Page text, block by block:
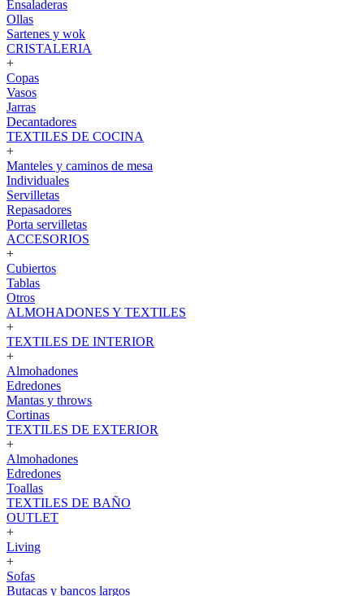
Ensaladeras
Ollas
Sartenes y wok
CRISTALERIA
+
Copas
Vasos
Jarras
Decantadores
TEXTILES DE COCINA
+
Manteles y caminos de mesa
Individuales
Servilletas
Repasadores
Porta servilletas
ACCESORIOS
+
Cubiertos
Tablas
Otros
ALMOHADONES Y TEXTILES
+
TEXTILES DE INTERIOR
+
Almohadones
Edredones
Mantas y throws
Cortinas
TEXTILES DE EXTERIOR
+
Almohadones
Edredones
Toallas
TEXTILES DE BAÑO
OUTLET
+
Living
+
Sofas
Butacas y bancos largos